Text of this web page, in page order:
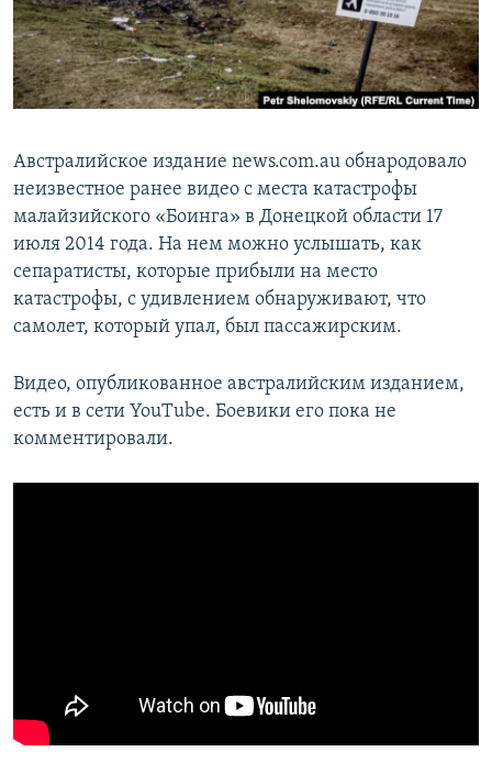
ПОБЕДИТЕЛЕЙ НЕ СУДЯТ?
КРЫМ.НЕПОКОРЕННЫЙ
ELIFBE
ПРИСОЕДИНЯЙТЕСЬ!
Все сайты RFE/RL
Австралийское издание news.com.au обнародовало
неизвестное ранее видео с места катастрофы
малайзийского «Боинга» в Донецкой области 17
июля 2014 года. На нем можно услышать, как
сепаратисты, которые прибыли на место
катастрофы, с удивлением обнаруживают, что
самолет, который упал, был пассажирским.
Видео, опубликованное австралийским изданием,
есть и в сети YouTube. Боевики его пока не
комментировали.